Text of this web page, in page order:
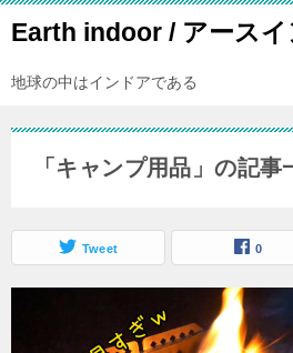
Earth indoor / アースイ
地球の中はインドアである
「キャンプ用品」の記事
Tweet 0